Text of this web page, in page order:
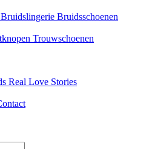
Bruidslingerie Bruidsschoenen
Trouwschoenen
Real Love Stories